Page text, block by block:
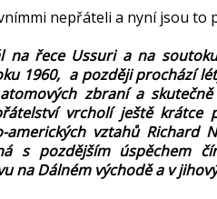
nepřáteli a nyní jsou to
na řece Ussuri a na
1960, a později prochází
zbraní a
vrcholí ještě krátce
vztahů Richard
s pozdějším úspěchem
na Dálném východě a v